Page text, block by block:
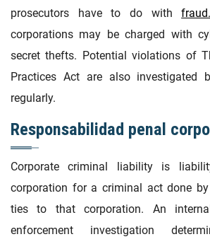
prosecutors have to do withfraud.
corporations may be charged with
secret thefts. Potential violations of
Practices Act are also investigated
regularly.
Responsabilidad penal
Corporate criminal liability is
corporation for a criminal act done
ties to that corporation. An
enforcement investigation